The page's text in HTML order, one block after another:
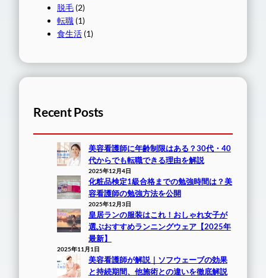
脱毛 (2)
転職 (1)
食生活 (1)
Recent Posts
美容看護師に年齢制限はある？30代・40
代からでも転職できる理由を解説
2025年12月4日
化粧品検定1級合格までの勉強時間は？美
容看護師の勉強方法を公開
2025年12月3日
皇居ランの服装はこれ！おしゃれ女子が
選ぶおすすめランニングウェア【2025年
最新】
2025年11月1日
美容看護師が解説｜ソフウェーブの効果
と持続期間、他施術との違いを徹底解説